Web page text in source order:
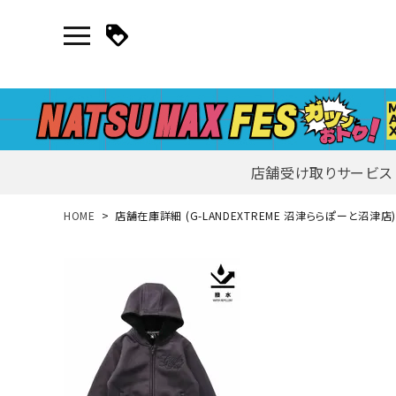
店舗受け取りサービス
新規会員登録｜ログイン
HOME 店舗在庫詳細 (G-LANDEXTREME 沼津ららぽーと沼津店)